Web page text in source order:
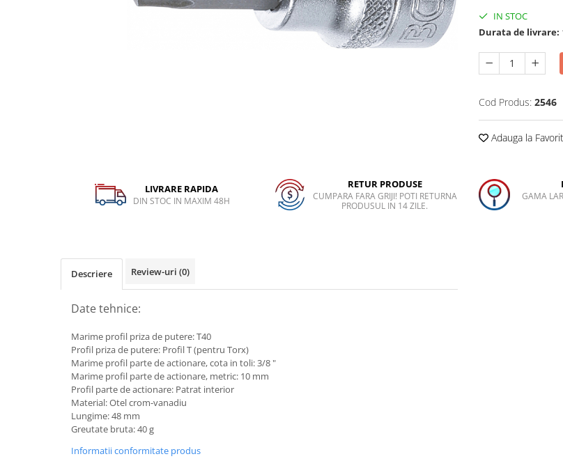
Mercedes-Benz
IN STOC
Durata de livrare:
Cod Produs: 2546
Adauga la
LIVRARE RAPIDA
DIN STOC IN MAXIM 48H
RETUR PRODUSE
CUMPARA FARA GRIJI! POTI RETURNA
PRODUSUL IN 14 ZILE.
GAMA
Descriere Review-uri (0)
Date tehnice:
Marime profil priza de putere: T40
Profil priza de putere: Profil T (pentru Torx)
Marime profil parte de actionare, cota in toli: 3/8 "
Marime profil parte de actionare, metric: 10 mm
Profil parte de actionare: Patrat interior
Material: Otel crom-vanadiu
Lungime: 48 mm
Greutate bruta: 40 g
Informatii conformitate produs